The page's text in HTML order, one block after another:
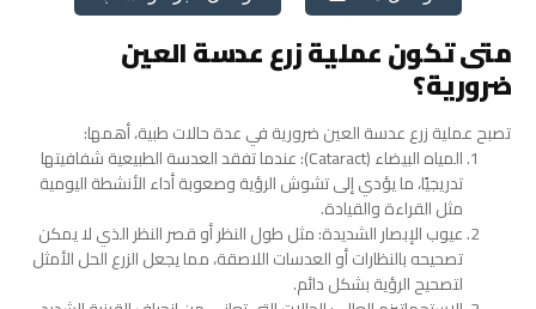
متى تكون عملية زرع عدسة العين
ضرورية؟
تصبح عملية زرع عدسة العين ضرورية في عدة حالات طبية، أهمها:
المياه البيضاء (Cataract): عندما تفقد العدسة الطبيعية شفافيتها
تدريجيًا، ما يؤدي إلى تشوش الرؤية وصعوبة أداء الأنشطة اليومية
مثل القراءة والقيادة.
عيوب الإبصار الشديدة: مثل طول النظر أو قصر النظر الذي لا يمكن
تصحيحه بالنظارات أو العدسات اللاصقة، مما يجعل الزرع الحل الأمثل
لتصحيح الرؤية بشكل دائم.